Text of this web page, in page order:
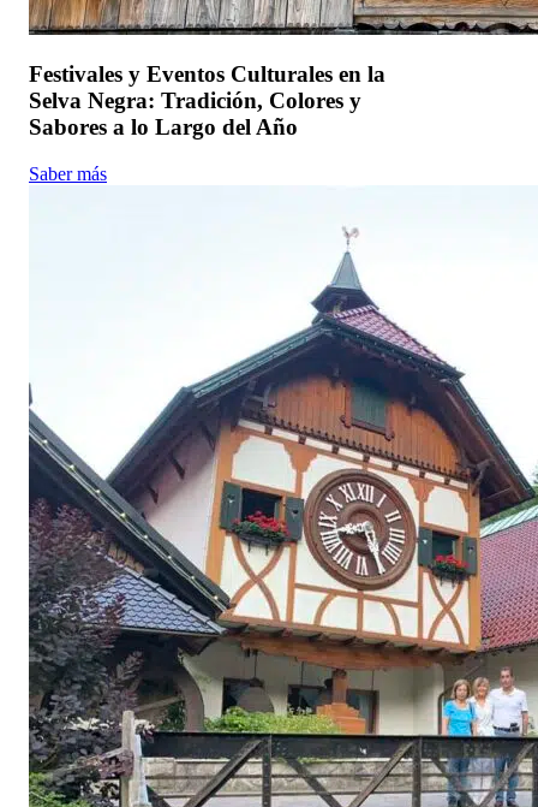
Festivales y Eventos Culturales en la
Selva Negra: Tradición, Colores y
Sabores a lo Largo del Año
Saber más